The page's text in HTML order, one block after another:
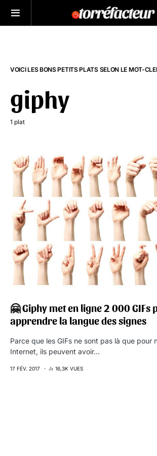
VOICI LES BONS PETITS PLATS SELON LE MOT-
giphy
1 plat
🤗 Giphy met en ligne 2 000 GIFs
apprendre la langue des signes
Parce que les GIFs ne sont pas là que pour
Internet, ils peuvent avoir…
17 FÉV. 2017 16,3K VUES